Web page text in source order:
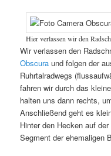
Hier verlassen wir den
Wir verlassen den
Obscura und folgen der
Ruhrtalradwegs
fahren wir durch das
halten uns dann rechts,
Anschließend geht es
Hinter den Hecken auf
Segment der ehemaligen